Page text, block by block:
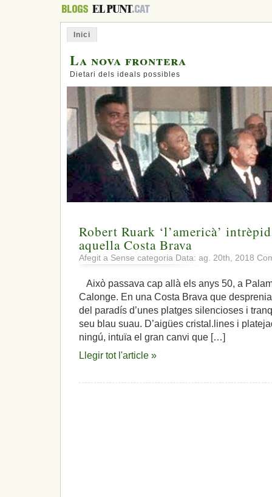
Inici
La nova frontera
Dietari dels ideals possibles
Robert Ruark ‘l’americà’
aquella Costa Brava
Afegit a Sense categoria Data: ag. 20th, 2018
Això passava cap allà els anys 50, a
Calonge. En una Costa Brava que
del paradís d’unes platges silencioses i
seu blau suau. D’aigües cristal.lines i
ningú, intuïa el gran canvi que […]
Llegir tot l'article »